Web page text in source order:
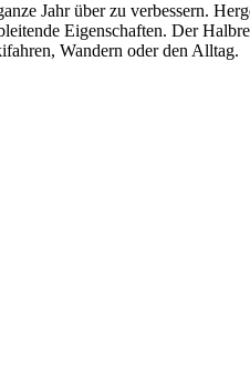
Jahr über zu verbessern.
Eigenschaften. Der
Wandern oder den Alltag.